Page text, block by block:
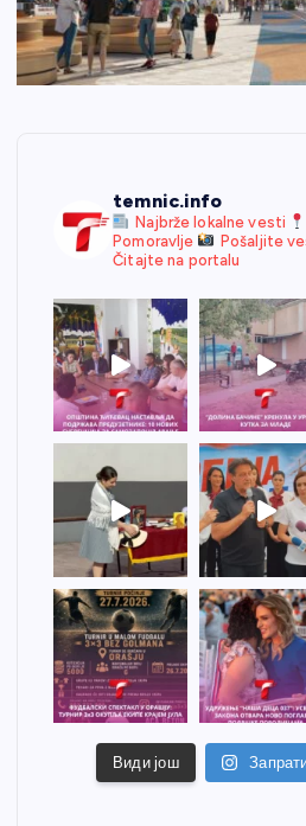
temnic.info
Najbrže lokalne vesti
Pomoravlje
Pošaljite
Čitajte na portalu
Види још